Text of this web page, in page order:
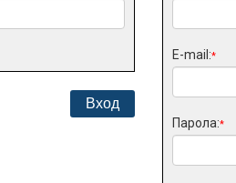
E-mail:*
Парола:*